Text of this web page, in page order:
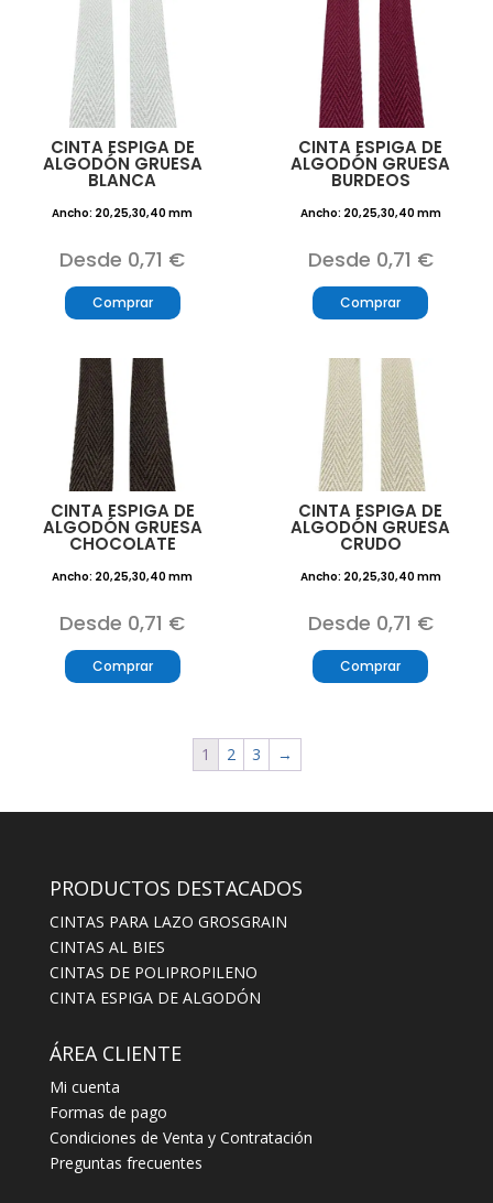
CINTA ESPIGA DE
ALGODÓN GRUESA
BLANCA
Ancho: 20,25,30,40 mm
Desde 0,71 €
Comprar
CINTA ESPIGA DE
ALGODÓN GRUESA
BURDEOS
Ancho: 20,25,30,40 mm
Desde 0,71 €
Comprar
CINTA ESPIGA DE
ALGODÓN GRUESA
CHOCOLATE
Ancho: 20,25,30,40 mm
Desde 0,71 €
Comprar
CINTA ESPIGA DE
ALGODÓN GRUESA
CRUDO
Ancho: 20,25,30,40 mm
Desde 0,71 €
Comprar
1 2 3 →
PRODUCTOS DESTACADOS
CINTAS PARA LAZO GROSGRAIN
CINTAS AL BIES
CINTAS DE POLIPROPILENO
CINTA ESPIGA DE ALGODÓN
ÁREA CLIENTE
Mi cuenta
Formas de pago
Condiciones de Venta y Contratación
Preguntas frecuentes